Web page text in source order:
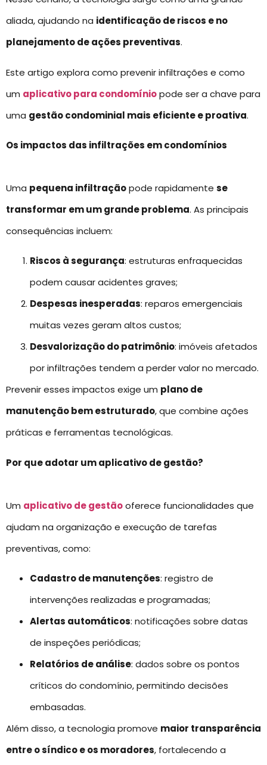
aliada, ajudando na identificação de riscos e no
planejamento de ações preventivas.
Este artigo explora como prevenir infiltrações e como
um aplicativo para condomíniopode ser a chave para
uma gestão condominial mais eficiente e proativa.
Os impactos das infiltrações em condomínios
Uma pequena infiltraçãopode rapidamente se
transformar em um grande problema. As principais
consequências incluem:
Riscos à segurança: estruturas enfraquecidas
podem causar acidentes graves;
Despesas inesperadas: reparos emergenciais
muitas vezes geram altos custos;
Desvalorização do patrimônio: imóveis afetados
por infiltrações tendem a perder valor no mercado.
Prevenir esses impactos exige um plano de
manutenção bem estruturado, que combine ações
práticas e ferramentas tecnológicas.
Por que adotar um aplicativo de gestão?
Um aplicativo de gestãooferece funcionalidades que
ajudam na organização e execução de tarefas
preventivas, como:
Cadastro de manutenções: registro de
intervenções realizadas e programadas;
Alertas automáticos: notificações sobre datas
de inspeções periódicas;
Relatórios de análise: dados sobre os pontos
críticos do condomínio, permitindo decisões
embasadas.
Além disso, a tecnologia promove maior transparência
entre o síndico e os moradores, fortalecendo a